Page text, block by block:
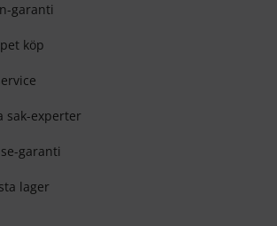
garanti
köp
sak-experter
garanti
lager